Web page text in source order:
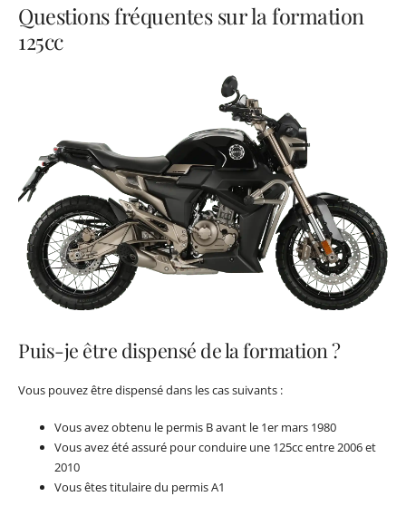
Questions fréquentes sur la formation
125cc
Puis-je être dispensé de la formation ?
Vous pouvez être dispensé dans les cas suivants :
Vous avez obtenu le permis B avant le 1er mars 1980
Vous avez été assuré pour conduire une 125cc entre 2006 et
2010
Vous êtes titulaire du permis A1